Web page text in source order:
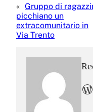
« Gruppo di
picchiano un
extracomunitario in
Via Trento
WordPress